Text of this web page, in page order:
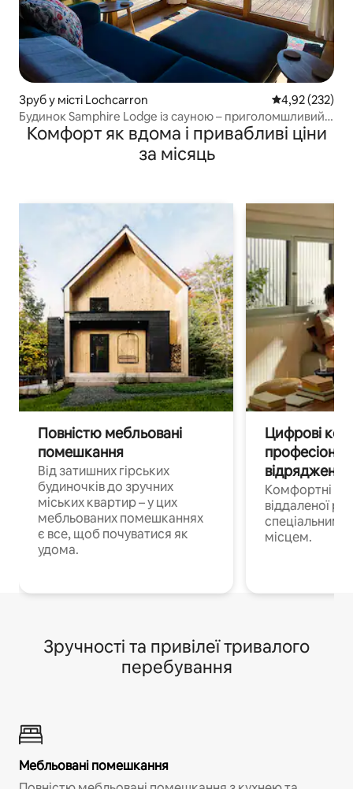
Зруб у місті Lochcarron Середня
4,92 (232)
Будинок Samphire Lodge із сауною – приголомшливий
краєвид на озеро
Комфорт як вдома і привабливі ціни
за місяць
Повністю мебльовані
помешкання
Від затишних гірських
будиночків до зручних
міських квартир – у цих
мебльованих помешканнях
є все, щоб почуватися як
удома.
Цифрові
Комфортні
віддаленої
спеціальним
місцем.
Зручності та привілеї тривалого
перебування
Мебльовані помешкання